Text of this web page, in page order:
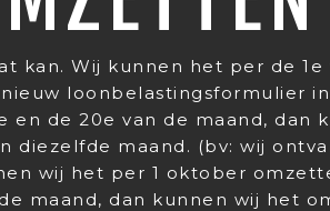
kan. Wij kunnen het per de
loonbelastingsformulier
en de 20e van de maand,
diezelfde maand. (bv: wij
wij het per 1 oktober
maand, dan kunnen wij het